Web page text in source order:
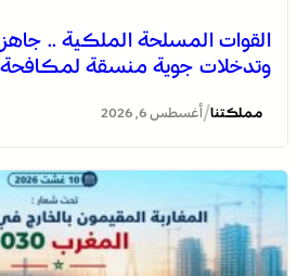
القوات المسلحة الملكية ..
وتدخلات جوية منسقة لمكافحة
مملكتنا/ أغسطس 6, 2026
الاحتفال باليوم الوطني للمغاربة
“المغاربة المقيمون بالخارج في خدمة